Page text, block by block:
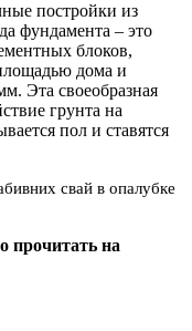
постройки из
фундамента – это
блоков,
дома и
Эта своеобразная
грунта на
пол и ставятся
свай в опалубке
прочитать на